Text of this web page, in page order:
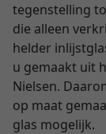
tegenstelling
die alleen
helder
u gemaakt uit
Nielsen.
op maat
glas mogelijk.